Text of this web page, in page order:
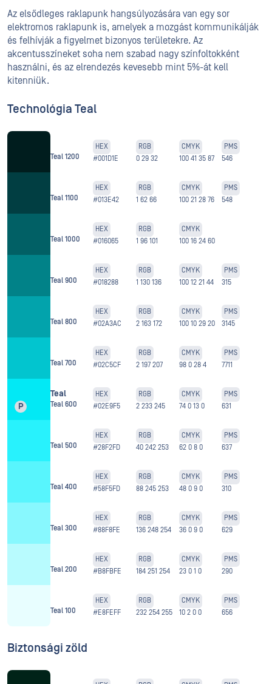
Az elsődleges raklapunk hangsúlyozására van egy sor
elektromos raklapunk is, amelyek a mozgást kommunikálják
és felhívják a figyelmet bizonyos területekre. Az
akcentusszíneket soha nem szabad nagy színfoltokként
használni, és az elrendezés kevesebb mint 5%-át kell
kitenniük.
Technológia Teal
Teal 1200
HEX
#001D1E
RGB
0 29 32
CMYK
100 41 35 87
PMS
546
Teal 1100
HEX
#013E42
RGB
1 62 66
CMYK
100 21 28 76
PMS
548
Teal 1000
HEX
#016065
RGB
1 96 101
CMYK
100 16 24 60
Teal 900
HEX
#018288
RGB
1 130 136
CMYK
100 12 21 44
PMS
315
Teal 800
HEX
#02A3AC
RGB
2 163 172
CMYK
100 10 29 20
PMS
3145
Teal 700
HEX
#02C5CF
RGB
2 197 207
CMYK
98 0 28 4
PMS
7711
P
Teal
Teal 600
HEX
#02E9F5
RGB
2 233 245
CMYK
74 0 13 0
PMS
631
Teal 500
HEX
#28F2FD
RGB
40 242 253
CMYK
62 0 8 0
PMS
637
Teal 400
HEX
#58F5FD
RGB
88 245 253
CMYK
48 0 9 0
PMS
310
Teal 300
HEX
#88F8FE
RGB
136 248 254
CMYK
36 0 9 0
PMS
629
Teal 200
HEX
#B8FBFE
RGB
184 251 254
CMYK
23 0 1 0
PMS
290
Teal 100
HEX
#E8FEFF
RGB
232 254 255
CMYK
10 2 0 0
PMS
656
Biztonsági zöld